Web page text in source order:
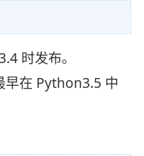
时发布。
早在 Python3.5 中